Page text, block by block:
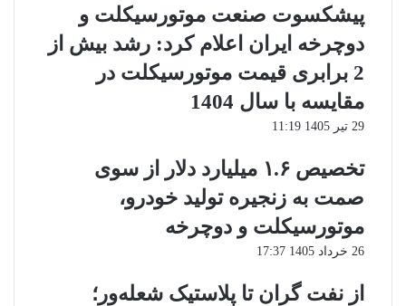
جدید
بنللی
هستید؟
پیشکسوت صنعت موتورسیکلت و
دوچرخه ایران اعلام کرد: رشد بیش از
2 برابری قیمت موتورسیکلت در
مقایسه با سال 1404
29 تیر 1405 11:19
تخصیص ۱.۶ میلیارد دلار از سوی
صمت به زنجیره تولید خودرو،
موتورسیکلت و دوچرخه
26 خرداد 1405 17:37
از نفت گران تا پلاستیک شعله‌ور؛